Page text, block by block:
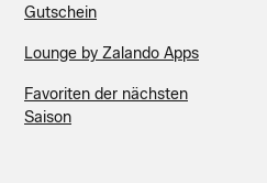
Gutschein
Lounge by Zalando Apps
Favoriten der nächsten
Saison